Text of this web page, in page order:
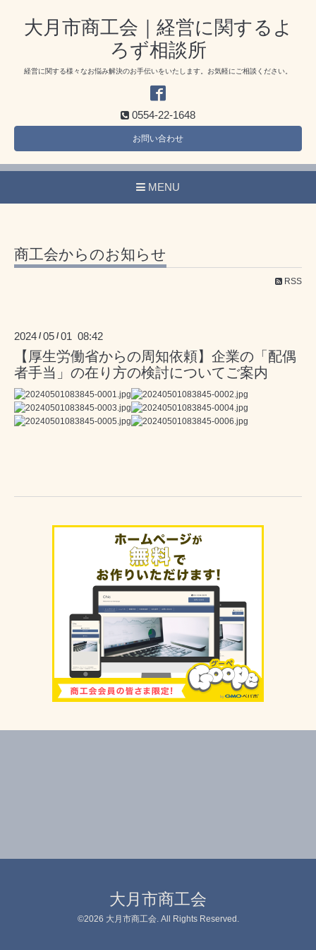
大月市商工会｜経営に関するよ
ろず相談所
経営に関する様々なお悩み解決のお手伝いをいたします。お気軽にご相談ください。
0554-22-1648
お問い合わせ
MENU
商工会からのお知らせ
RSS
2024 /05 /01 08:42
【厚生労働省からの周知依頼】企業の「配偶
者手当」の在り方の検討についてご案内
大月市商工会
©2026 大月市商工会. All Rights Reserved.